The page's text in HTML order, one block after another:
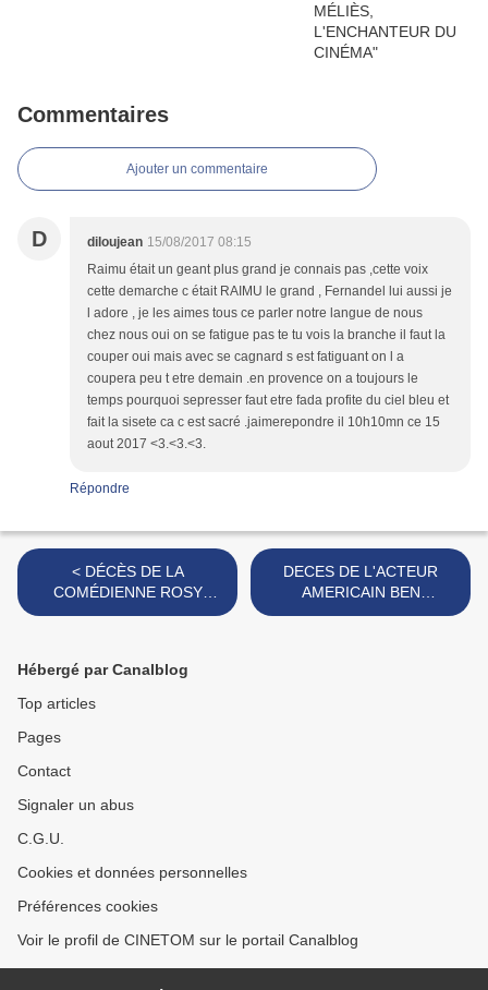
Commentaires
Ajouter un commentaire
D diloujean 15/08/2017 08:15
Raimu était un geant plus grand je connais pas ,cette voix
cette demarche c était RAIMU le grand , Fernandel lui aussi je
l adore , je les aimes tous ce parler notre langue de nous
chez nous oui on se fatigue pas te tu vois la branche il faut la
couper oui mais avec se cagnard s est fatiguant on l a
coupera peu t etre demain .en provence on a toujours le
temps pourquoi sepresser faut etre fada profite du ciel bleu et
fait la sisete ca c est sacré .jaimerepondre il 10h10mn ce 15
aout 2017 <3.<3.<3.
Répondre
< DÉCÈS DE LA
COMÉDIENNE ROSY
VARTE
DECES DE L'ACTEUR
AMERICAIN BEN
GAZZARA >
Hébergé par Canalblog
Top articles
Pages
Contact
Signaler un abus
C.G.U.
Cookies et données personnelles
Préférences cookies
Voir le profil de CINETOM sur le portail Canalblog